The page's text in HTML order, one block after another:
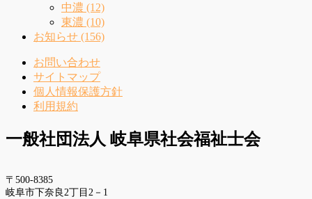
中濃 (12)
東濃 (10)
お知らせ (156)
お問い合わせ
サイトマップ
個人情報保護方針
利用規約
一般社団法人 岐阜県社会福祉士会
〒500-8385
岐阜市下奈良2丁目2－1